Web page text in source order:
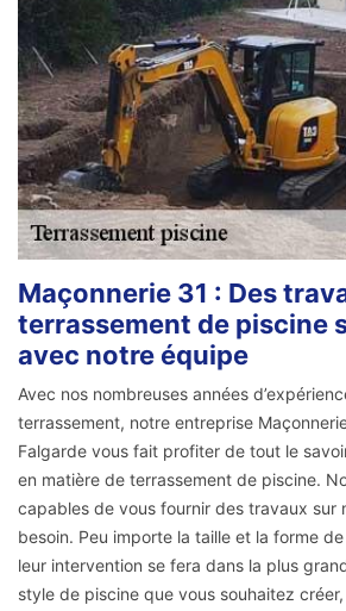
Maçonnerie 31 : Des
terrassement de piscine
avec notre équipe
Avec nos nombreuses années
terrassement, notre entreprise
Falgarde vous fait profiter de tout le
en matière de terrassement de piscine.
capables de vous fournir des travaux sur
besoin. Peu importe la taille et la forme
leur intervention se fera dans la plus
style de piscine que vous souhaitez